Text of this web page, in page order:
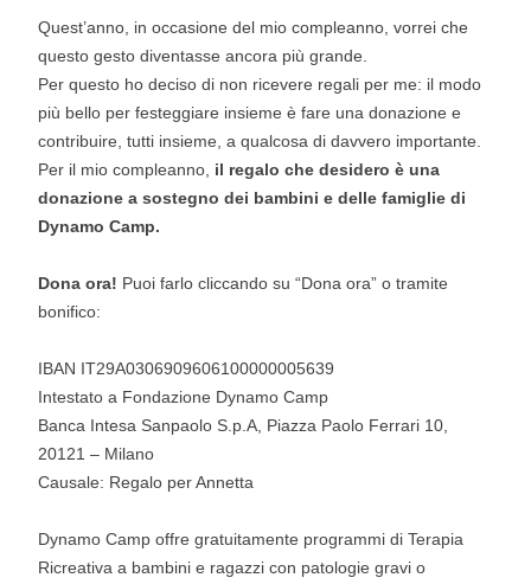
Quest’anno, in occasione del mio compleanno, vorrei che
questo gesto diventasse ancora più grande.
Per questo ho deciso di non ricevere regali per me: il modo
più bello per festeggiare insieme è fare una donazione e
contribuire, tutti insieme, a qualcosa di davvero importante.
Per il mio compleanno, il regalo che desidero è una
donazione a sostegno dei bambini e delle famiglie di
Dynamo Camp.
Dona ora! Puoi farlo cliccando su “Dona ora” o tramite
bonifico:
IBAN IT29A0306909606100000005639
Intestato a Fondazione Dynamo Camp
Banca Intesa Sanpaolo S.p.A, Piazza Paolo Ferrari 10,
20121 – Milano
Causale: Regalo per Annetta
Dynamo Camp offre gratuitamente programmi di Terapia
Ricreativa a bambini e ragazzi con patologie gravi o